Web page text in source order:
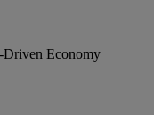
Driven Economy